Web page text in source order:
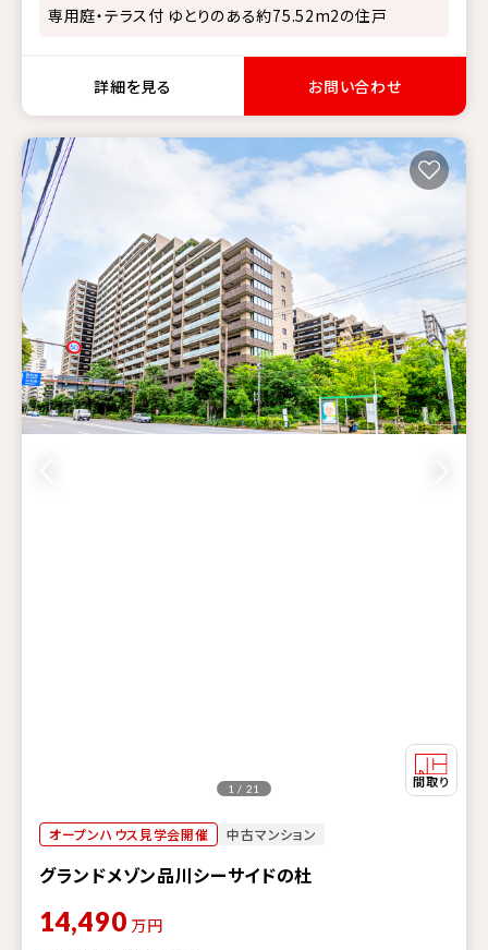
専用庭・テラス付 ゆとりのある約75.52m2の住戸
詳細を見る お問い合わせ
オープンハウス見学会開催 中古マンション
グランドメゾン品川シーサイドの杜
1 / 21
14,490 万円